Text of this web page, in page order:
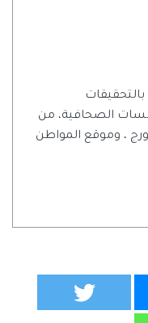
الصحافية، من
، وموقع المواطن